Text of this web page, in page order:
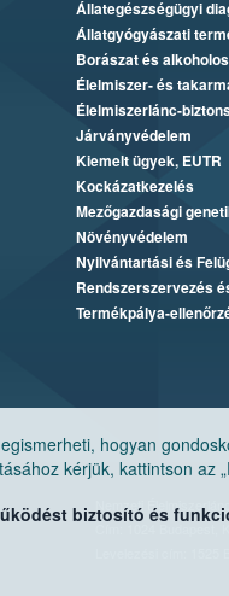
hogyan
kérjük, kattintson az
biztosító és
Állategészségügyi
Állatgyógyászati
Borászat és
Élelmiszer- és
Élelmiszerlánc-
Járványvédelem
Kiemelt ügyek, EUTR
Kockázatkezelés
Mezőgazdasági
Növényvédelem
Nyilvántartási és
Rendszerszervezés
Termékpálya-
Nemzeti